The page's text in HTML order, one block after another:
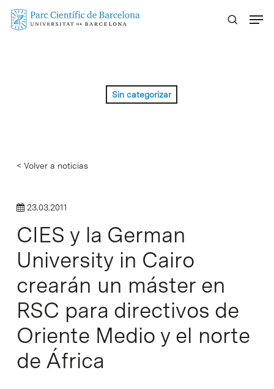
Skip
Sin categorizar
< Volver a noticias
23.03.2011
CIES y la German
University in Cairo
crearán un máster en
RSC para directivos de
Oriente Medio y el norte
de África